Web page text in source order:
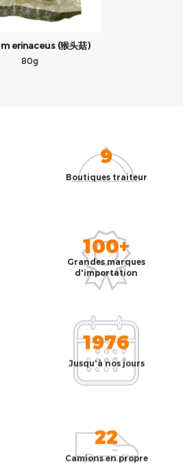
erinaceus (猴头菇)
80g
9
Boutiques traiteur
100+
Grandes marques
d'importation
1976
Jusqu'à nos jours
22
Camions en propre